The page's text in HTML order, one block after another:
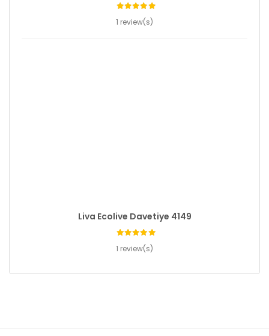
1 review(s)
Liva Ecolive Davetiye 4149
1 review(s)